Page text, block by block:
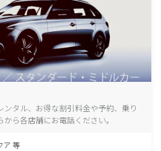
タル、お得な割引料金や予約、乗り
ら各店舗にお電話ください。
ア 等